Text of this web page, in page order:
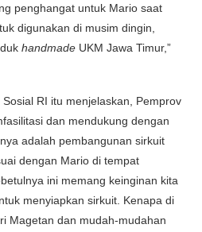
penghangat untuk Mario saat
digunakan di musim dingin,
handmade UKM Jawa Timur,”
RI itu menjelaskan, Pemprov
dan mendukung dengan
adalah pembangunan sirkuit
dengan Mario di tempat
ini memang keinginan kita
menyiapkan sirkuit. Kenapa di
Magetan dan mudah-mudahan